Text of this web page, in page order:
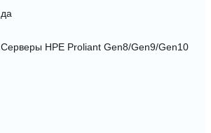
да
Серверы HPE Proliant Gen8/Gen9/Gen10